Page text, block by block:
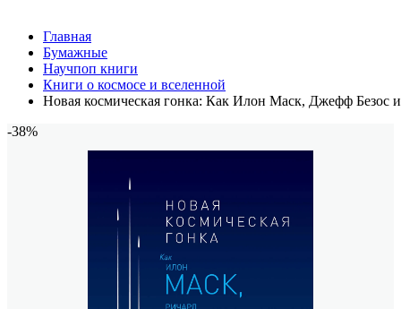
Главная
Бумажные
Научпоп книги
Книги о космосе и вселенной
Новая космическая гонка: Как Илон Маск, Джефф Безос
-38%